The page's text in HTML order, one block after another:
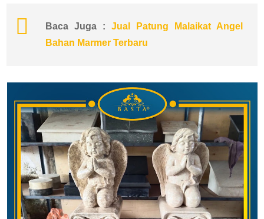
Baca Juga : Jual Patung Malaikat Angel
Bahan Marmer Terbaru